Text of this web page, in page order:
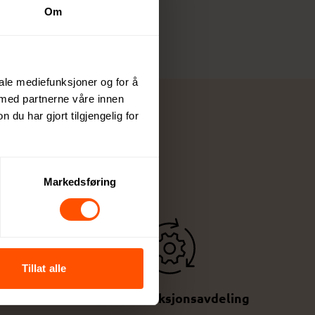
Om
mediefunksjoner og for å
partnerne våre innen
du har gjort tilgjengelig for
Markedsføring
Tillat alle
Egen produksjonsavdeling